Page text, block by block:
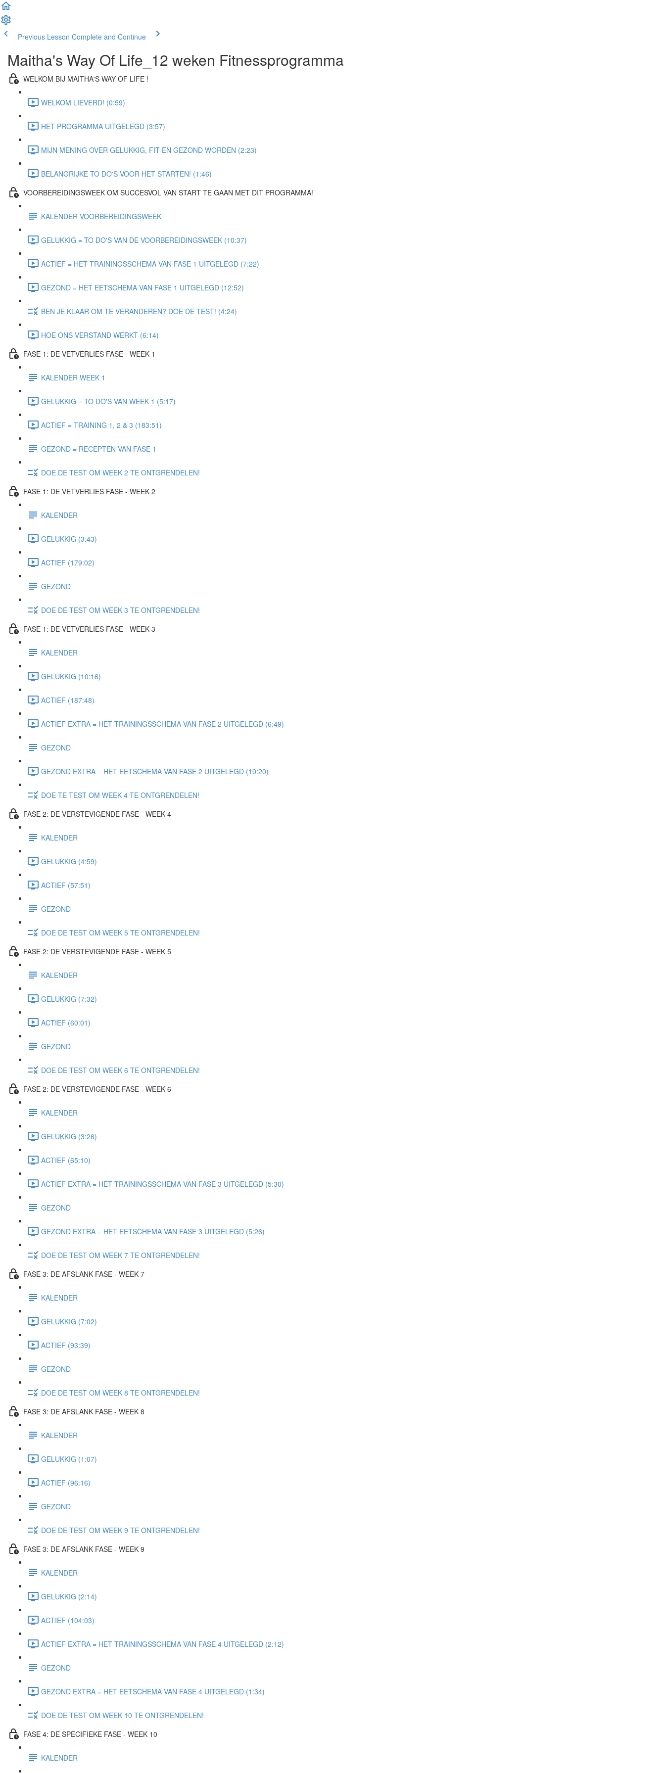
Previous Lesson Complete and Continue
Maitha's Way Of Life_12 weken Fitnessprogramma
WELKOM BIJ MAITHA'S WAY OF LIFE !
WELKOM LIEVERD! (0:59)
HET PROGRAMMA UITGELEGD (3:57)
MIJN MENING OVER GELUKKIG, FIT EN GEZOND WORDEN (2:23)
BELANGRIJKE TO DO'S VOOR HET STARTEN! (1:46)
VOORBEREIDINGSWEEK OM SUCCESVOL VAN START TE GAAN MET DIT PROGRAMMA!
KALENDER VOORBEREIDINGSWEEK
GELUKKIG = TO DO'S VAN DE VOORBEREIDINGSWEEK (10:37)
ACTIEF = HET TRAININGSSCHEMA VAN FASE 1 UITGELEGD (7:22)
GEZOND = HET EETSCHEMA VAN FASE 1 UITGELEGD (12:52)
BEN JE KLAAR OM TE VERANDEREN? DOE DE TEST! (4:24)
HOE ONS VERSTAND WERKT (6:14)
FASE 1: DE VETVERLIES FASE - WEEK 1
KALENDER WEEK 1
GELUKKIG = TO DO'S VAN WEEK 1 (5:17)
ACTIEF = TRAINING 1, 2 & 3 (183:51)
GEZOND = RECEPTEN VAN FASE 1
DOE DE TEST OM WEEK 2 TE ONTGRENDELEN!
FASE 1: DE VETVERLIES FASE - WEEK 2
KALENDER
GELUKKIG (3:43)
ACTIEF (179:02)
GEZOND
DOE DE TEST OM WEEK 3 TE ONTGRENDELEN!
FASE 1: DE VETVERLIES FASE - WEEK 3
KALENDER
GELUKKIG (10:16)
ACTIEF (187:48)
ACTIEF EXTRA = HET TRAININGSSCHEMA VAN FASE 2 UITGELEGD (6:49)
GEZOND
GEZOND EXTRA = HET EETSCHEMA VAN FASE 2 UITGELEGD (10:20)
DOE TE TEST OM WEEK 4 TE ONTGRENDELEN!
FASE 2: DE VERSTEVIGENDE FASE - WEEK 4
KALENDER
GELUKKIG (4:59)
ACTIEF (57:51)
GEZOND
DOE DE TEST OM WEEK 5 TE ONTGRENDELEN!
FASE 2: DE VERSTEVIGENDE FASE - WEEK 5
KALENDER
GELUKKIG (7:32)
ACTIEF (60:01)
GEZOND
DOE DE TEST OM WEEK 6 TE ONTGRENDELEN!
FASE 2: DE VERSTEVIGENDE FASE - WEEK 6
KALENDER
GELUKKIG (3:26)
ACTIEF (65:10)
ACTIEF EXTRA = HET TRAININGSSCHEMA VAN FASE 3 UITGELEGD (5:30)
GEZOND
GEZOND EXTRA = HET EETSCHEMA VAN FASE 3 UITGELEGD (5:26)
DOE DE TEST OM WEEK 7 TE ONTGRENDELEN!
FASE 3: DE AFSLANK FASE - WEEK 7
KALENDER
GELUKKIG (7:02)
ACTIEF (93:39)
GEZOND
DOE DE TEST OM WEEK 8 TE ONTGRENDELEN!
FASE 3: DE AFSLANK FASE - WEEK 8
KALENDER
GELUKKIG (1:07)
ACTIEF (96:16)
GEZOND
DOE DE TEST OM WEEK 9 TE ONTGRENDELEN!
FASE 3: DE AFSLANK FASE - WEEK 9
KALENDER
GELUKKIG (2:14)
ACTIEF (104:03)
ACTIEF EXTRA = HET TRAININGSSCHEMA VAN FASE 4 UITGELEGD (2:12)
GEZOND
GEZOND EXTRA = HET EETSCHEMA VAN FASE 4 UITGELEGD (1:34)
DOE DE TEST OM WEEK 10 TE ONTGRENDELEN!
FASE 4: DE SPECIFIEKE FASE - WEEK 10
KALENDER